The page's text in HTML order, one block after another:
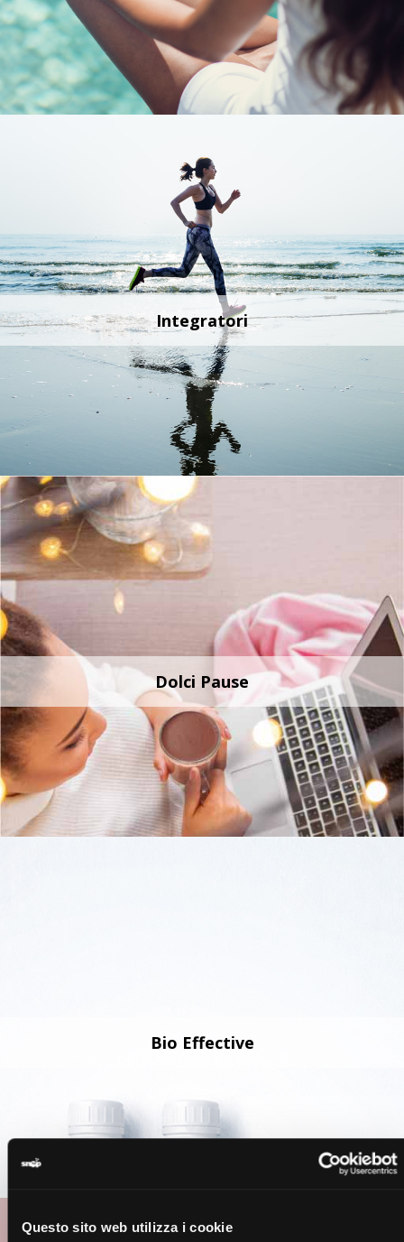
Questo sito web utilizza i cookie
Integratori
Dolci Pause
Bio Effective